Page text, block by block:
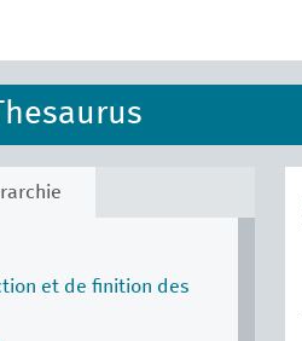
et de finition des